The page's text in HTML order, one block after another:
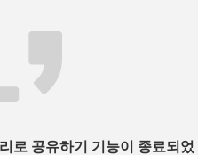
로 공유하기 기능이 종료되었